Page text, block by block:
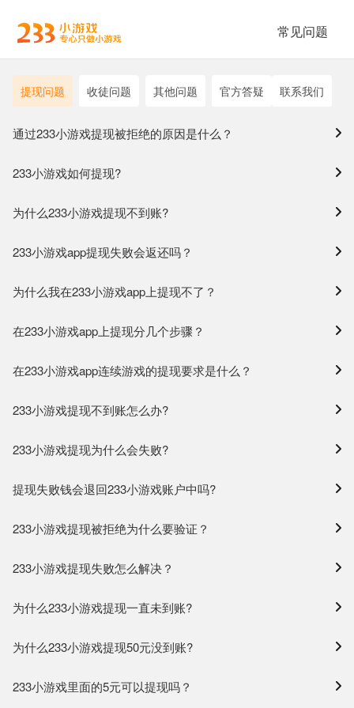
常见问题
提现问题 收徒问题 其他问题 官方答疑 联系我们
通过233小游戏提现被拒绝的原因是什么？
233小游戏如何提现?
为什么233小游戏提现不到账?
233小游戏app提现失败会返还吗？
为什么我在233小游戏app上提现不了？
在233小游戏app上提现分几个步骤？
在233小游戏app连续游戏的提现要求是什么？
233小游戏提现不到账怎么办?
233小游戏提现为什么会失败?
提现失败钱会退回233小游戏账户中吗?
233小游戏提现被拒绝为什么要验证？
233小游戏提现失败怎么解决？
为什么233小游戏提现一直未到账?
为什么233小游戏提现50元没到账?
233小游戏里面的5元可以提现吗？